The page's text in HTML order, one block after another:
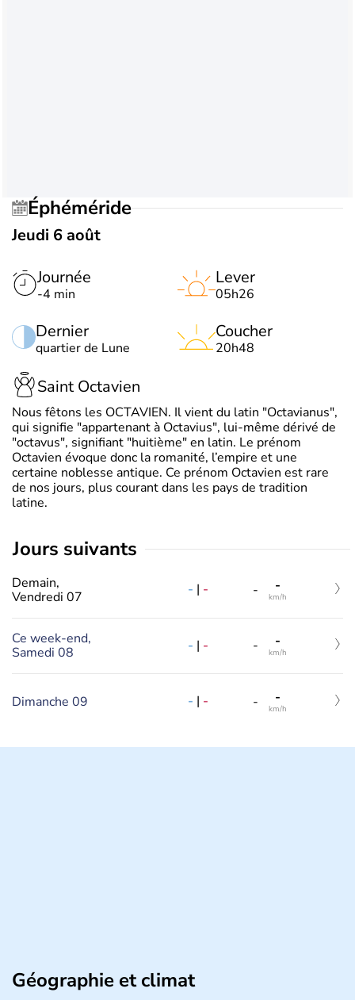
Éphéméride
Jeudi 6 août
Journée
-4 min
Dernier
quartier de Lune
Lever
05h26
Coucher
20h48
Saint Octavien
Nous fêtons les OCTAVIEN. Il vient du latin "Octavianus",
qui signifie "appartenant à Octavius", lui-même dérivé de
"octavus", signifiant "huitième" en latin. Le prénom
Octavien évoque donc la romanité, l’empire et une
certaine noblesse antique. Ce prénom Octavien est rare
de nos jours, plus courant dans les pays de tradition
latine.
jours suivants
Demain,
Vendredi 07
- | - - -
km/h
Ce week-end,
Samedi 08
- | - - -
km/h
Dimanche 09 - | - - -
km/h
Géographie et climat